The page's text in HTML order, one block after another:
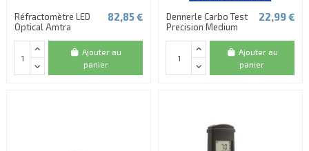
Réfractomètre LED
Optical Amtra
82,85 €
Ajouter au
panier
Dennerle Carbo Test
Precision Medium
22,99 €
Ajouter au
panier